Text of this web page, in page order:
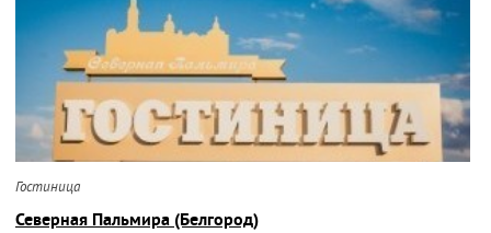
Гостиница
Северная Пальмира (Белгород)